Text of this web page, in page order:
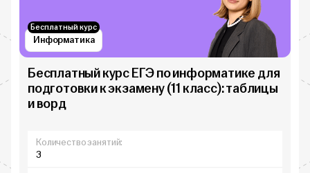
Информатика
Бесплатный курс
Бесплатный курс ЕГЭ по информатике для
подготовки к экзамену (11 класс): таблицы
и ворд
Количество занятий:
3